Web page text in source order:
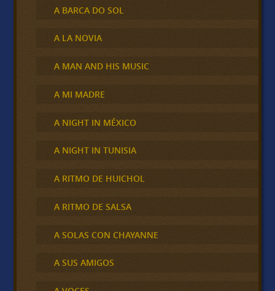
A BARCA DO SOL
A LA NOVIA
A MAN AND HIS MUSIC
A MI MADRE
A NIGHT IN MÉXICO
A NIGHT IN TUNISIA
A RITMO DE HUICHOL
A RITMO DE SALSA
A SOLAS CON CHAYANNE
A SUS AMIGOS